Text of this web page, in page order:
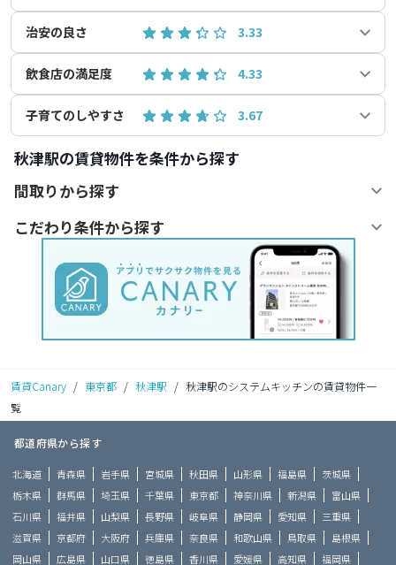
治安の良さ 3.33
飲食店の満足度 4.33
子育てのしやすさ 3.67
秋津駅の賃貸物件を条件から探す
間取りから探す
こだわり条件から探す
賃貸Canary / 東京都 / 秋津駅 / 秋津駅のシステムキッチンの賃貸物件一
覧
都道府県から探す
北海道 青森県 岩手県 宮城県 秋田県 山形県 福島県
茨城県
栃木県
群馬県 埼玉県 千葉県 東京都 神奈川県 新潟県
富山県
石川県
福井県 山梨県 長野県 岐阜県 静岡県 愛知県
三重県
滋賀県
京都府 大阪府 兵庫県 奈良県 和歌山県 鳥取県
島根県
岡山県
広島県 山口県 徳島県 香川県 愛媛県 高知県 福岡県